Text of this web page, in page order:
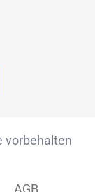
vorbehalten
AGB